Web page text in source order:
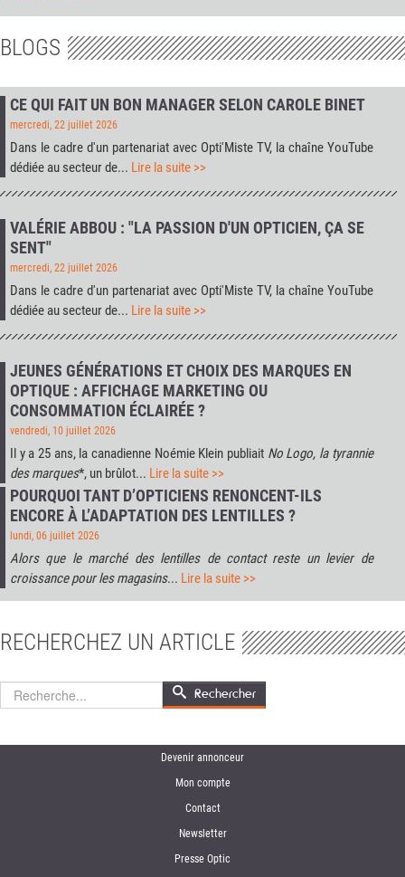
BLOGS
CE QUI FAIT UN BON MANAGER SELON CAROLE BINET
mercredi, 22 juillet 2026
Dans le cadre d'un partenariat avec Opti'Miste TV, la chaîne YouTube
dédiée au secteur de... Lire la suite >>
VALÉRIE ABBOU : "LA PASSION D'UN OPTICIEN, ÇA SE
SENT"
mercredi, 22 juillet 2026
Dans le cadre d'un partenariat avec Opti'Miste TV, la chaîne YouTube
dédiée au secteur de... Lire la suite >>
JEUNES GÉNÉRATIONS ET CHOIX DES MARQUES EN
OPTIQUE : AFFICHAGE MARKETING OU
CONSOMMATION ÉCLAIRÉE ?
vendredi, 10 juillet 2026
Il y a 25 ans, la canadienne Noémie Klein publiait No Logo, la tyrannie
des marques*, un brûlot... Lire la suite >>
POURQUOI TANT D’OPTICIENS RENONCENT-ILS
ENCORE À L’ADAPTATION DES LENTILLES ?
lundi, 06 juillet 2026
Alors que le marché des lentilles de contact reste un levier de
croissance pour les magasins... Lire la suite >>
RECHERCHEZ UN ARTICLE
Rechercher Rechercher
Devenir annonceur
Mon compte
Contact
Newsletter
Presse Optic